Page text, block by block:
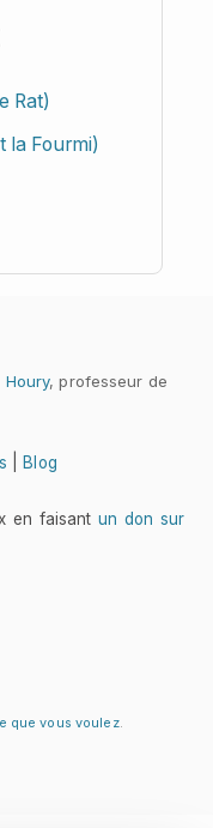
Rat)
la Fourmi)
Houry, professeur de
Blog
en faisant un don sur
que vous voulez.